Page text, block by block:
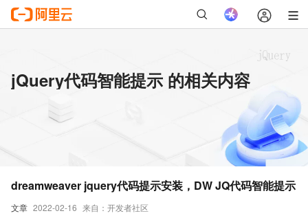
jQuery代码智能提示 的相关内容
文章 2022-02-16 来自：开发者社区
dreamweaver jquery代码提示安装，DW JQ代码智能提示